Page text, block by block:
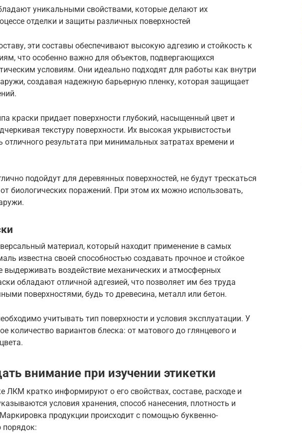
уникальными свойствами, которые делают их
отделки и защиты различных поверхностей
эти составы обеспечивают высокую адгезию и стойкость к
что особенно важно для объектов, подвергающихся
условиям. Они идеально подходят для работы как внутри
создавая надежную барьерную пленку, которая защищает
краски придает поверхности глубокий, насыщенный цвет и
текстуру поверхности. Их высокая укрывистостьи
отличного результата при минимальных затратах времени и
подойдут для деревянных поверхностей, не будут трескаться
биологических поражений. При этом их можно использовать,
материал, который находит применение в самых
известна своей способностью создавать прочное и стойкое
выдерживать воздействие механических и атмосферных
обладают отличной адгезией, что позволяет им без труда
поверхностями, будь то древесина, металл или бетон.
учитывать тип поверхности и условия эксплуатации. У
количество вариантов блеска: от матового до глянцевого и
внимание при изучении этикетки
ЛКМ кратко информируют о его свойствах, составе, расходе и
условия хранения, способ нанесения, плотность и
продукции происходит с помощью буквенно-
порядок: